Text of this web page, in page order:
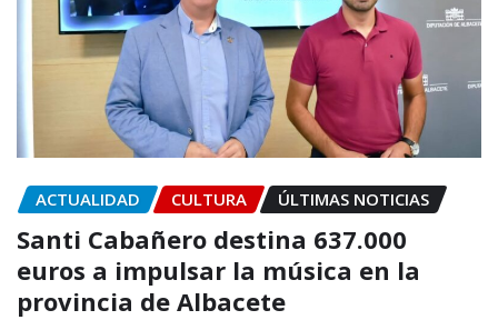
ACTUALIDAD CULTURA ÚLTIMAS NOTICIAS
Santi Cabañero destina 637.000
euros a impulsar la música en la
provincia de Albacete